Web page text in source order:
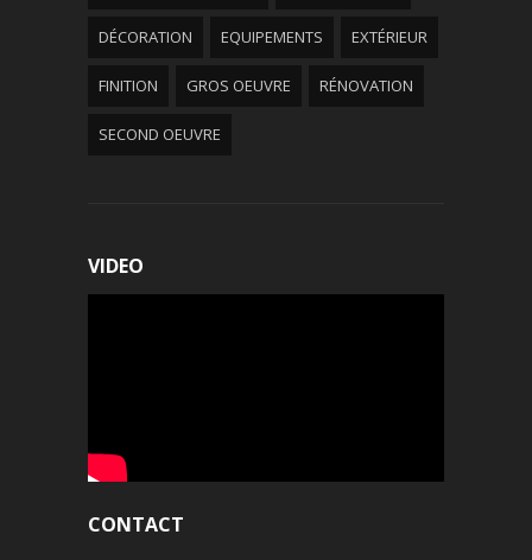
DÉCORATION EQUIPEMENTS EXTÉRIEUR
FINITION GROS OEUVRE RÉNOVATION
SECOND OEUVRE
VIDEO
CONTACT